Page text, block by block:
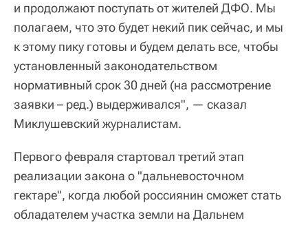
и продолжают поступать от жителей ДФО. Мы
полагаем, что это будет некий пик сейчас, и мы
к этому пику готовы и будем делать все, чтобы
установленный законодательством
нормативный срок 30 дней (на рассмотрение
заявки – ред.) выдерживался", — сказал
Миклушевский журналистам.
Первого февраля стартовал третий этап
реализации закона о "дальневосточном
гектаре", когда любой россиянин сможет стать
обладателем участка земли на Дальнем